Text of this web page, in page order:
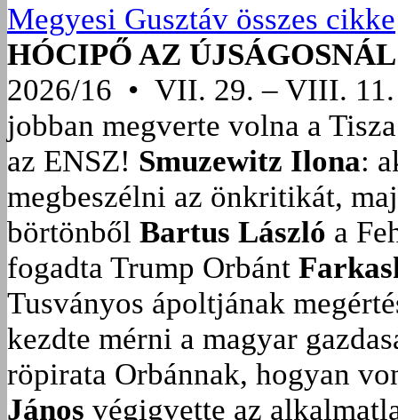
Megyesi Gusztáv összes cikke
HÓCIPŐ AZ ÚJSÁGOSNÁL
2026/16 • VII. 29. – VIII. 11.
jobban megverte volna a
az ENSZ! Smuzewitz Ilona:
megbeszélni az önkritikát,
börtönből Bartus László a
fogadta Trump Orbánt
Tusványos ápoltjának
kezdte mérni a magyar
röpirata Orbánnak, hogyan
János végigvette az